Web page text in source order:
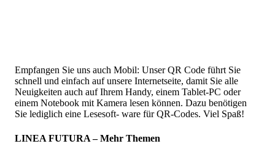
Empfangen Sie uns auch Mobil: Unser QR Code führt Sie
schnell und einfach auf unsere Internetseite, damit Sie alle
Neuigkeiten auch auf Ihrem Handy, einem Tablet-PC oder
einem Notebook mit Kamera lesen können. Dazu benötigen
Sie lediglich eine Lesesoft- ware für QR-Codes. Viel Spaß!
LINEA FUTURA – Mehr Themen